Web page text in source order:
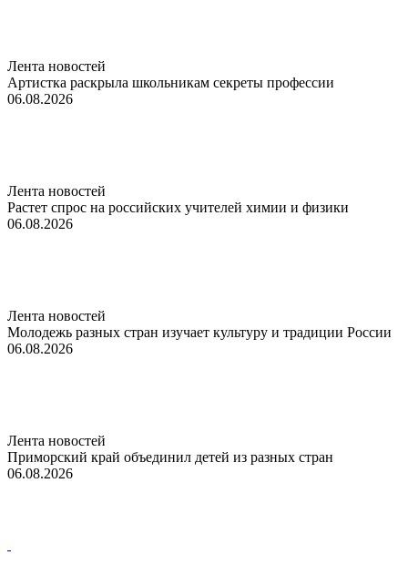
Лента новостей
Артистка раскрыла школьникам секреты профессии
06.08.2026
Лента новостей
Растет спрос на российских учителей химии и физики
06.08.2026
Лента новостей
Молодежь разных стран изучает культуру и традиции России
06.08.2026
Лента новостей
Приморский край объединил детей из разных стран
06.08.2026